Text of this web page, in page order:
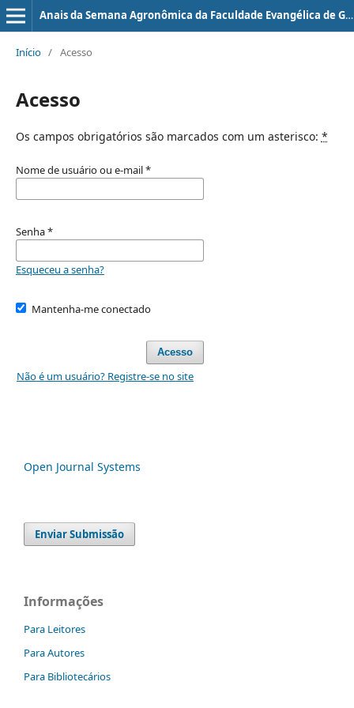
Anais da Semana Agronômica da Faculdade Evangélica de Goianésia
Início / Acesso
Acesso
Os campos obrigatórios são marcados com um asterisco: *
Nome de usuário ou e-mail*
Senha*
Esqueceu a senha?
Mantenha-me conectado
Acesso
Não é um usuário? Registre-se no site
Open Journal Systems
Enviar Submissão
Informações
Para Leitores
Para Autores
Para Bibliotecários